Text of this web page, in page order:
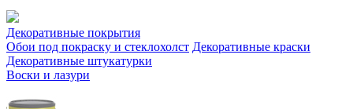
Декоративные покрытия
Обои под покраску и стеклохолст Декоративные краски
Декоративные штукатурки
Воски и лазури